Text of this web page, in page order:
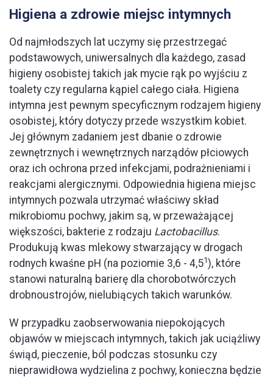
Higiena a zdrowie miejsc intymnych
Od najmłodszych lat uczymy się przestrzegać
podstawowych, uniwersalnych dla każdego, zasad
higieny osobistej takich jak mycie rąk po wyjściu z
toalety czy regularna kąpiel całego ciała. Higiena
intymna jest pewnym specyficznym rodzajem higieny
osobistej, który dotyczy przede wszystkim kobiet.
Jej głównym zadaniem jest dbanie o zdrowie
zewnętrznych i wewnętrznych narządów płciowych
oraz ich ochrona przed infekcjami, podrażnieniami i
reakcjami alergicznymi. Odpowiednia higiena miejsc
intymnych pozwala utrzymać właściwy skład
mikrobiomu pochwy, jakim są, w przeważającej
większości, bakterie z rodzaju Lactobacillus.
Produkują kwas mlekowy stwarzający w drogach
rodnych kwaśne pH (na poziomie 3,6 - 4,51 ), które
stanowi naturalną barierę dla chorobotwórczych
drobnoustrojów, nielubiących takich warunków.
W przypadku zaobserwowania niepokojących
objawów w miejscach intymnych, takich jak uciążliwy
świąd, pieczenie, ból podczas stosunku czy
nieprawidłowa wydzielina z pochwy, konieczna będzie